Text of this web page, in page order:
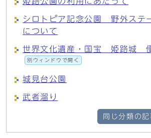
シロトピア記念公園 野外ステ
について
世界文化遺産・国宝 姫路城
別ウィンドウで開く
城見台公園
武者溜り
同じ分類の